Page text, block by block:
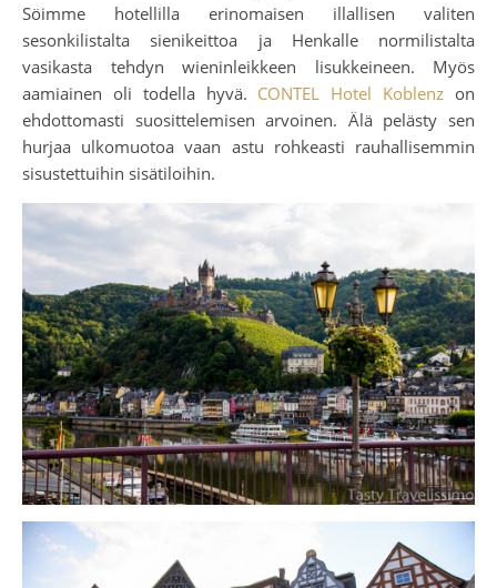
Söimme hotellilla erinomaisen illallisen valiten
sesonkilistalta sienikeittoa ja Henkalle normilistalta
vasikasta tehdyn wieninleikkeen lisukkeineen. Myös
aamiainen oli todella hyvä. CONTEL Hotel Koblenz on
ehdottomasti suosittelemisen arvoinen. Älä pelästy sen
hurjaa ulkomuotoa vaan astu rohkeasti rauhallisemmin
sisustettuihin sisätiloihin.